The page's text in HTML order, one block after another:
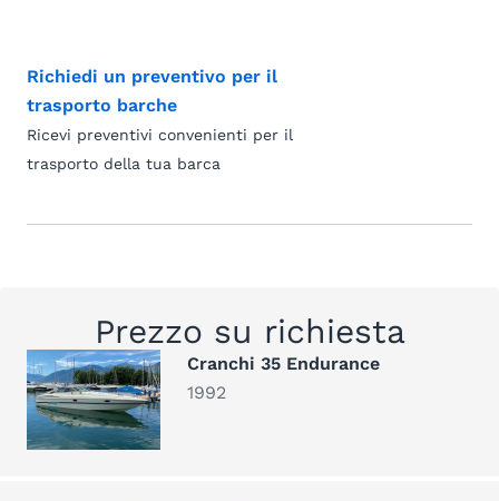
Richiedi un preventivo per il
trasporto barche
Ricevi preventivi convenienti per il
trasporto della tua barca
Prezzo su richiesta
Cranchi 35 Endurance
1992